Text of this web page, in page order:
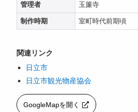
管理者 玉簾寺
制作時期 室町時代前期頃
関連リンク
日立市
日立市観光物産協会
GoogleMapを開く